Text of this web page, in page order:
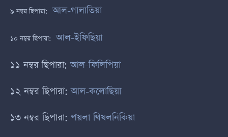
৯ নম্বর ছিপারা: আল-গালাতিয়া
১০ নম্বর ছিপারা: আল-ইফিছিয়া
১১ নম্বর ছিপারা:আল-ফিলিপিয়া
১২ নম্বর ছিপারা:আল-কলোছিয়া
১৩ নম্বর ছিপারা: পয়লা থিষলনিকিয়া